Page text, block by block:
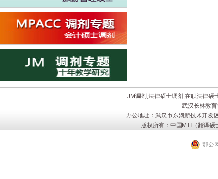
JM调剂,法律硕士调剂,在职法律硕
武汉长林教
办公地址：武汉市东湖新技术开发
版权所有：中国MTI（翻译
鄂公